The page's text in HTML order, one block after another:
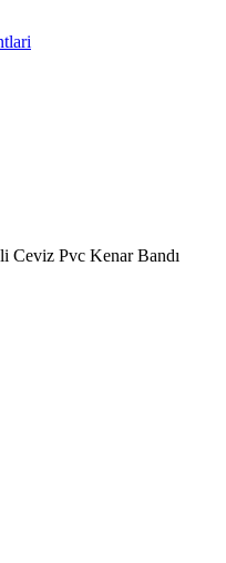
Ceviz Pvc Kenar Bandı